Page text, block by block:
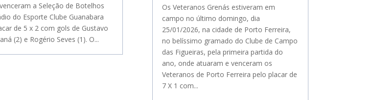
a Seleção de Botelhos
do Esporte Clube Guanabara
de 5 x 2 com gols de Gustavo
(2) e Rogério Seves (1). O...
Os Veteranos Grenás estiveram em
campo no último domingo, dia
25/01/2026, na cidade de Porto Ferreira,
no belíssimo gramado do Clube de Campo
das Figueiras, pela primeira partida do
ano, onde atuaram e venceram os
Veteranos de Porto Ferreira pelo placar de
7 X 1 com...